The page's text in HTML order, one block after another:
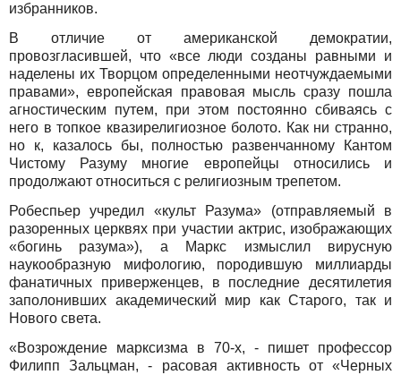
избранников.
В отличие от американской демократии,
провозгласившей, что «все люди созданы равными и
наделены их Творцом определенными неотчуждаемыми
правами», европейская правовая мысль сразу пошла
агностическим путем, при этом постоянно сбиваясь с
него в топкое квазирелигиозное болото. Как ни странно,
но к, казалось бы, полностью развенчанному Кантом
Чистому Разуму многие европейцы относились и
продолжают относиться с религиозным трепетом.
Робеспьер учредил «культ Разума» (отправляемый в
разоренных церквях при участии актрис, изображающих
«богинь разума»), а Маркс измыслил вирусную
наукообразную мифологию, породившую миллиарды
фанатичных приверженцев, в последние десятилетия
заполонивших академический мир как Старого, так и
Нового света.
«Возрождение марксизма в 70-х, - пишет профессор
Филипп Зальцман, - расовая активность от «Черных